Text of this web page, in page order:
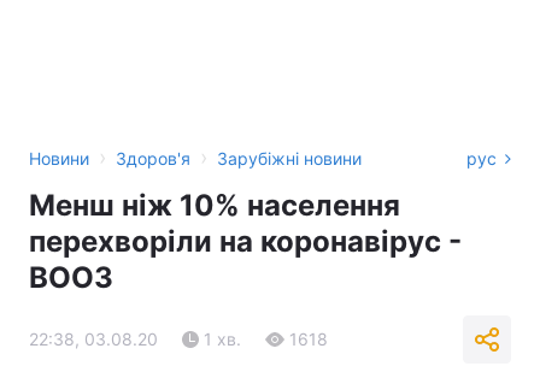
Новини › Здоров'я › Зарубіжні новини рус
Менш ніж 10% населення
перехворіли на коронавірус -
ВООЗ
22:38, 03.08.20 1 хв. 1618